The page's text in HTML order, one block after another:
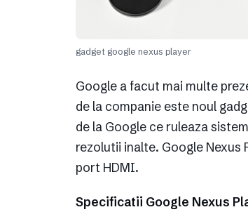
gadget google nexus player
Google a facut mai multe
de la companie este noul
de la Google ce ruleaza
rezolutii inalte. Google
port HDMI.
Specificatii Google Nexus